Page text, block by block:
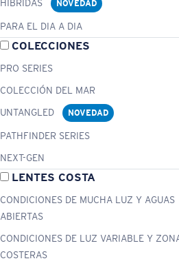
HÍBRIDAS
NOVEDAD
PARA EL DIA A DIA
COLECCIONES
PRO SERIES
COLECCIÓN DEL MAR
UNTANGLED
NOVEDAD
PATHFINDER SERIES
NEXT-GEN
LENTES COSTA
CONDICIONES DE MUCHA LUZ Y AGUAS
ABIERTAS
CONDICIONES DE LUZ VARIABLE Y
COSTERAS